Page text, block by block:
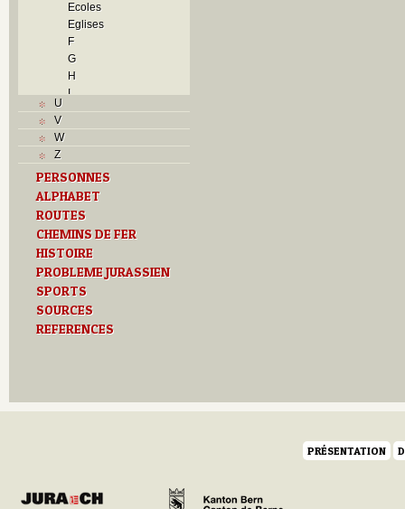
Ecoles
Eglises
F
G
H
I
P
R
S
T
U
U
V
W
Z
PERSONNES
ALPHABET
ROUTES
CHEMINS DE FER
HISTOIRE
PROBLEME JURASSIEN
SPORTS
SOURCES
REFERENCES
PRÉSENTATION